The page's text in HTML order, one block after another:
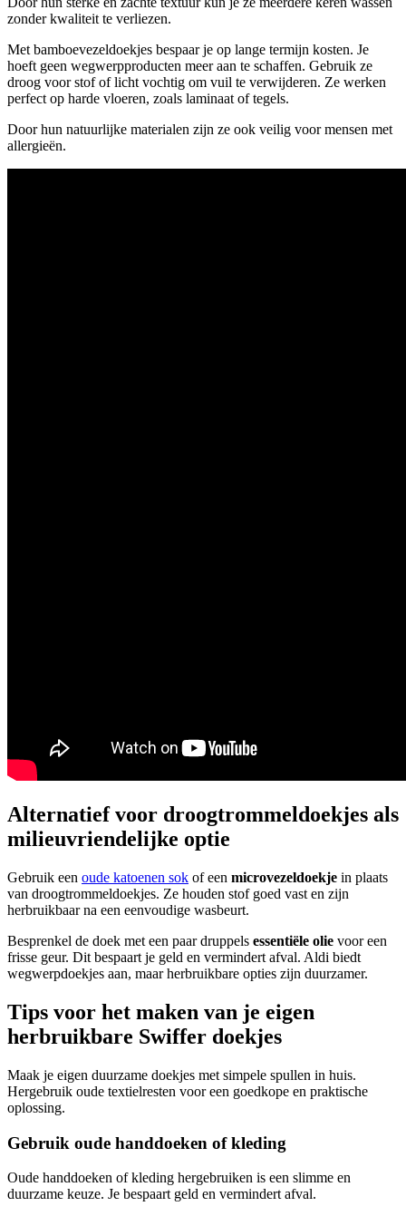
zonder kwaliteit te verliezen.
Met bamboevezeldoekjes bespaar je op lange termijn kosten. Je
hoeft geen wegwerpproducten meer aan te schaffen. Gebruik ze
droog voor stof of licht vochtig om vuil te verwijderen. Ze werken
perfect op harde vloeren, zoals laminaat of tegels.
Door hun natuurlijke materialen zijn ze ook veilig voor mensen met
allergieën.
Alternatief voor droogtrommeldoekjes als
milieuvriendelijke optie
Gebruik een oude katoenen sok of een microvezeldoekje in plaats
van droogtrommeldoekjes. Ze houden stof goed vast en zijn
herbruikbaar na een eenvoudige wasbeurt.
Besprenkel de doek met een paar druppels essentiële olie voor een
frisse geur. Dit bespaart je geld en vermindert afval. Aldi biedt
wegwerpdoekjes aan, maar herbruikbare opties zijn duurzamer.
Tips voor het maken van je eigen
herbruikbare Swiffer doekjes
Maak je eigen duurzame doekjes met simpele spullen in huis.
Hergebruik oude textielresten voor een goedkope en praktische
oplossing.
Gebruik oude handdoeken of kleding
Oude handdoeken of kleding hergebruiken is een slimme en
duurzame keuze. Je bespaart geld en vermindert afval.